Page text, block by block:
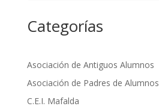
Categorías
Asociación de Antiguos Alumnos
Asociación de Padres de Alumnos
C.E.I. Mafalda